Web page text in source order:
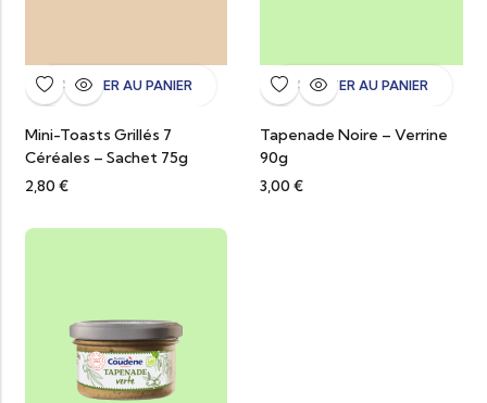
AJOUTER AU PANIER
Mini-Toasts Grillés 7
Céréales – Sachet 75g
2,80 €
AJOUTER AU PANIER
Tapenade Noire – Verrine
90g
3,00 €